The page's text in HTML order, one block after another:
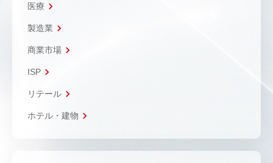
医療
製造業
商業市場
ISP
リテール
ホテル・建物